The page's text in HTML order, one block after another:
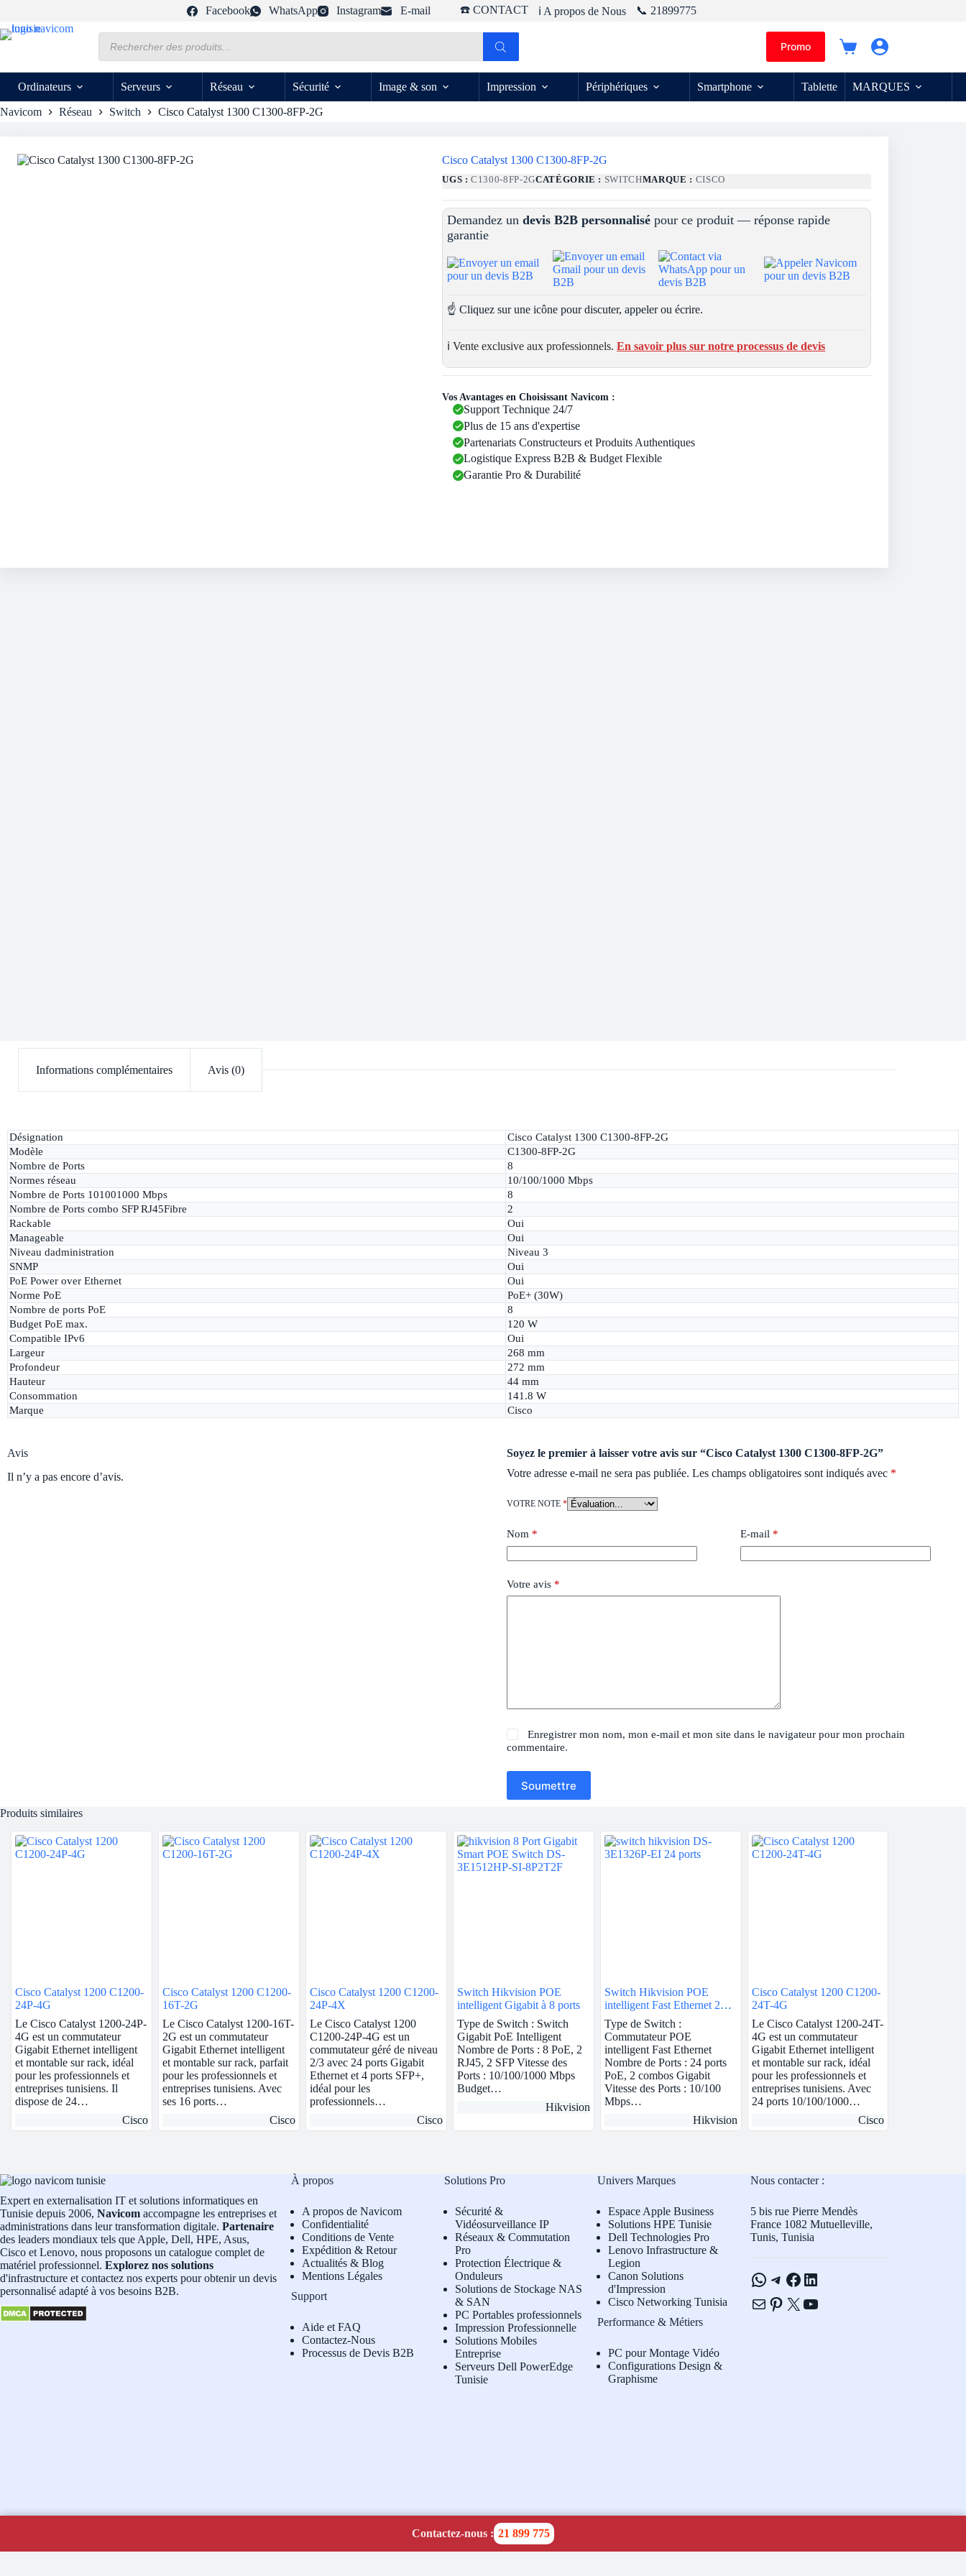
contenu
Facebook WhatsApp Instagram E-mail ☎️ CONTACT ℹ️ A propos de Nous 📞 21899775
produits
Promo
Panier
Ordinateurs
Serveurs Réseau Sécurité Image & son Impression Périphériques Smartphone Tablette MARQUES
Navicom Réseau Switch Cisco Catalyst 1300 C1300-8FP-2G
Cisco Catalyst 1300 C1300-8FP-2G
UGS :C1300-8FP-2GCATÉGORIE : SWITCHMARQUE : CISCO
Demandez undevis B2B personnalisé pour ce produit — réponse rapide
garantie
☝️ Cliquez sur une icône pour discuter, appeler ou écrire.
ℹ️ Vente exclusive aux professionnels.En savoir plus sur notre processus de devis
Vos Avantages en Choisissant Navicom :
Support Technique 24/7
Plus de 15 ans d'expertise
Partenariats Constructeurs et Produits Authentiques
Logistique Express B2B & Budget Flexible
Garantie Pro & Durabilité
Informations complémentaires Avis (0)
Désignation
Cisco Catalyst 1300 C1300-8FP-2G
Modèle
C1300-8FP-2G
Nombre de Ports
8
Normes réseau
10/100/1000 Mbps
Nombre de Ports 101001000 Mbps
8
Nombre de Ports combo SFP RJ45Fibre
2
Rackable
Oui
Manageable
Oui
Niveau dadministration
Niveau 3
SNMP
Oui
PoE Power over Ethernet
Oui
Norme PoE
PoE+ (30W)
Nombre de ports PoE
8
Budget PoE max.
120 W
Compatible IPv6
Oui
Largeur
268 mm
Profondeur
272 mm
Hauteur
44 mm
Consommation
141.8 W
Marque
Cisco
Avis
Il n’y a pas encore d’avis.
Soyez le premier à laisser votre avis sur “Cisco Catalyst 1300 C1300-8FP-2G”
Votre adresse e-mail ne sera pas publiée. Les champs obligatoires sont indiqués avec *
VOTRE NOTE*
Nom * E-mail*
Votre avis *
Enregistrer mon nom, mon e-mail et mon site dans le navigateur pour mon prochain
commentaire.
Soumettre
Produits similaires
Cisco Catalyst 1200 C1200-
24P-4G
Le Cisco Catalyst 1200-24P-
4G est un commutateur
Gigabit Ethernet intelligent
et montable sur rack, idéal
pour les professionnels et
entreprises tunisiens. Il
dispose de 24…
Cisco
Cisco Catalyst 1200 C1200-
16T-2G
Le Cisco Catalyst 1200-16T-
2G est un commutateur
Gigabit Ethernet intelligent
et montable sur rack, parfait
pour les professionnels et
entreprises tunisiens. Avec
ses 16 ports…
Cisco
Cisco Catalyst 1200 C1200-
24P-4X
Le Cisco Catalyst 1200
C1200-24P-4G est un
commutateur géré de niveau
2/3 avec 24 ports Gigabit
Ethernet et 4 ports SFP+,
idéal pour les
professionnels…
Cisco
Switch Hikvision POE
intelligent Gigabit à 8 ports
Type de Switch : Switch
Gigabit PoE Intelligent
Nombre de Ports : 8 PoE, 2
RJ45, 2 SFP Vitesse des
Ports : 10/100/1000 Mbps
Budget…
Hikvision
Switch Hikvision POE
intelligent Fast Ethernet 24
ports
Type de Switch :
Commutateur POE
intelligent Fast Ethernet
Nombre de Ports : 24 ports
PoE, 2 combos Gigabit
Vitesse des Ports : 10/100
Mbps…
Hikvision
Cisco Catalyst 1200 C1200-
24T-4G
Le Cisco Catalyst 1200-24T-
4G est un commutateur
Gigabit Ethernet intelligent
et montable sur rack, idéal
pour les professionnels et
entreprises tunisiens. Avec
24 ports 10/100/1000…
Cisco
Expert en externalisation IT et solutions informatiques en
Tunisie depuis 2006, Navicom accompagne les entreprises et
administrations dans leur transformation digitale. Partenaire
des leaders mondiaux tels que Apple, Dell, HPE, Asus,
Cisco et Lenovo, nous proposons un catalogue complet de
matériel professionnel. Explorez nos solutions
d'infrastructure et contactez nos experts pour obtenir un devis
personnalisé adapté à vos besoins B2B.
À propos
A propos de Navicom
Confidentialité
Conditions de Vente
Expédition & Retour
Actualités & Blog
Mentions Légales
Support
Aide et FAQ
Contactez-Nous
Processus de Devis B2B
Solutions Pro
Sécurité &
Vidéosurveillance IP
Réseaux & Commutation
Pro
Protection Électrique &
Onduleurs
Solutions de Stockage NAS
& SAN
PC Portables professionnels
Impression Professionnelle
Solutions Mobiles
Entreprise
Serveurs Dell PowerEdge
Tunisie
Univers Marques
Espace Apple Business
Solutions HPE Tunisie
Dell Technologies Pro
Lenovo Infrastructure &
Legion
Canon Solutions
d'Impression
Cisco Networking Tunisia
Performance & Métiers
PC pour Montage Vidéo
Configurations Design &
Graphisme
Nous contacter :
5 bis rue Pierre Mendès
France 1082 Mutuelleville,
Tunis, Tunisia
WhatsApp
Telegram
Facebook
LinkedIn
E-mailPinterest
X YouTube
|11|12|13
Contactez-nous : 21 899 775